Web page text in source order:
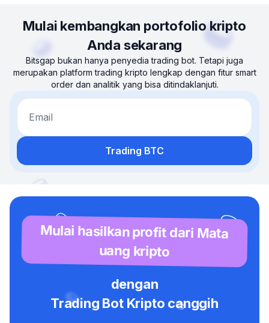
Mulai kembangkan portofolio kripto
Anda sekarang
Bitsgap bukan hanya penyedia trading bot. Tetapi juga
merupakan platform trading kripto lengkap dengan fitur smart
order dan analitik yang bisa ditindaklanjuti.
Email
Trading BTC
Mulai hasilkan profit dari Mata
uang kripto
dengan
Trading Bot Kripto canggih